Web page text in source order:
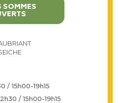
SOMMES
/ 15h00-19h15
/ 15h00-19h15